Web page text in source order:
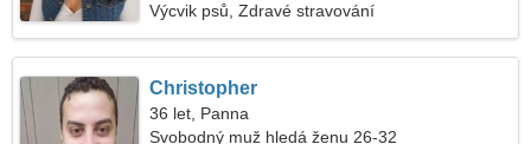
Výcvik psů, Zdravé stravování
Christopher
36 let, Panna
Svobodný muž hledá ženu 26-32